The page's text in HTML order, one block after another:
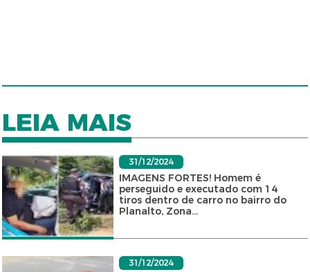
LEIA MAIS
31/12/2024
IMAGENS FORTES! Homem é
perseguido e executado com 14
tiros dentro de carro no bairro do
Planalto, Zona...
31/12/2024